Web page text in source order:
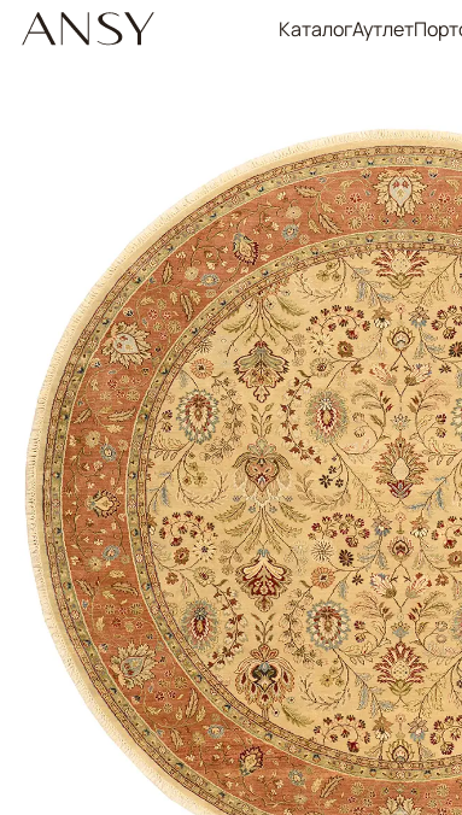
КаталогАутлет